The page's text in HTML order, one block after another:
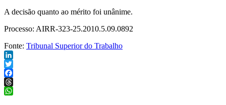
A decisão quanto ao mérito foi unânime.
Processo: AIRR-323-25.2010.5.09.0892
Fonte: Tribunal Superior do Trabalho
LinkedIn
Twitter
Facebook
Threads